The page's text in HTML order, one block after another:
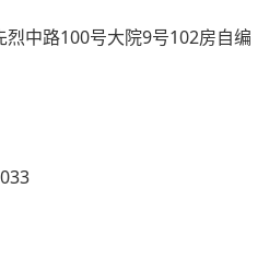
烈中路100号大院9号102房自编